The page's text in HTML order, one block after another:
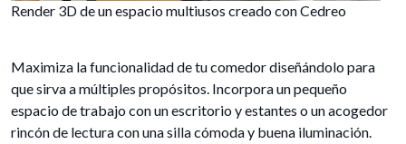
Render 3D de un espacio multiusos creado con Cedreo
Maximiza la funcionalidad de tu comedor diseñándolo para
que sirva a múltiples propósitos. Incorpora un pequeño
espacio de trabajo con un escritorio y estantes o un acogedor
rincón de lectura con una silla cómoda y buena iluminación.